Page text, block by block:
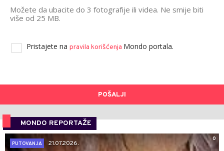
Možete da ubacite do 3 fotografije ili videa. Ne smije biti
više od 25 MB.
Pristajete na pravila korišćenja Mondo portala.
POŠALJI
MONDO REPORTAŽE
0
PUTOVANJA
21.07.2026.